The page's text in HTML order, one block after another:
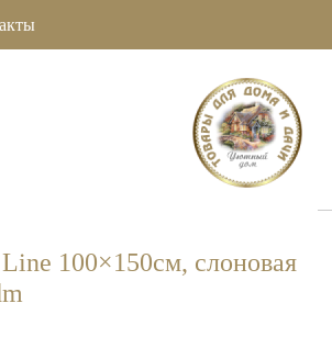
100×150см, слоновая